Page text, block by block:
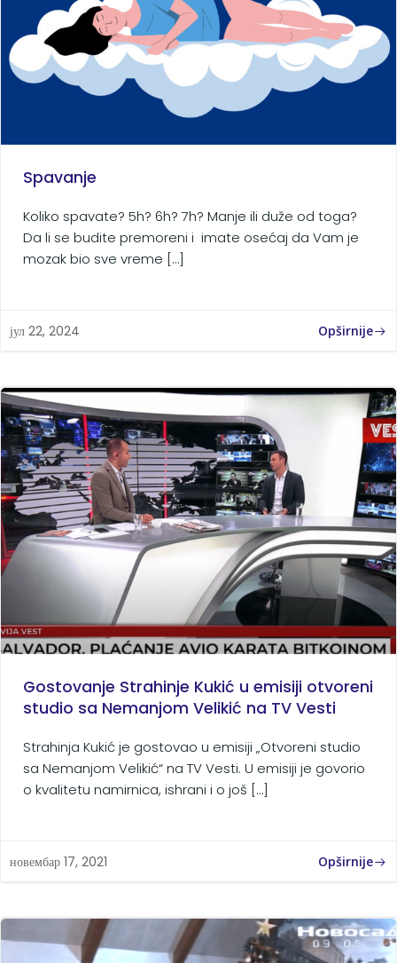
Spavanje
Koliko spavate? 5h? 6h? 7h? Manje ili duže od toga?
Da li se budite premoreni i imate osećaj da Vam je
mozak bio sve vreme […]
јул 22, 2024 Opširnije
Gostovanje Strahinje Kukić u emisiji otvoreni
studio sa Nemanjom Velikić na TV Vesti
Strahinja Kukić je gostovao u emisiji „Otvoreni studio
sa Nemanjom Velikić“ na TV Vesti. U emisiji je govorio
o kvalitetu namirnica, ishrani i o još […]
новембар 17, 2021 Opširnije